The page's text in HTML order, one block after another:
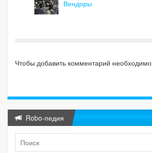
Вендоры
Чтобы добавить комментарий необходимо
Robo-педия